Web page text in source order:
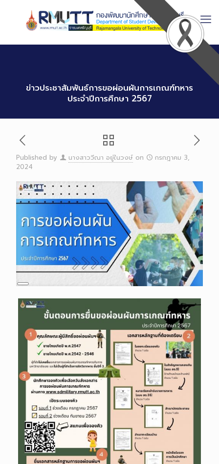
ข่าวประชาสัมพันธ์การขอผ่อนผันการเกณฑ์ทหาร
ประจำปีการศึกษา 2567
Published by นางสาววีณา อยู่ในวงษ์ on
กรกฎาคม 3,
2024
Long
Description